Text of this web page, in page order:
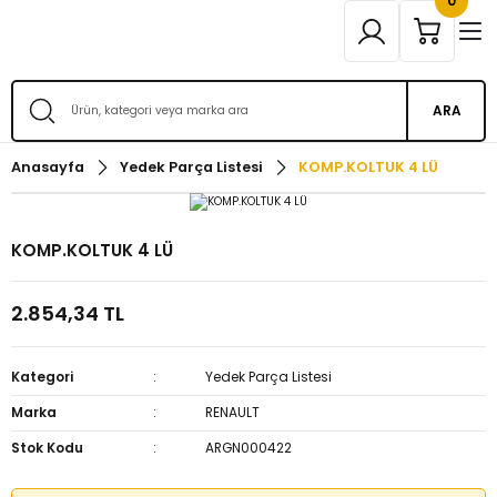
ARA
Anasayfa Yedek Parça Listesi KOMP.KOLTUK 4 LÜ
KOMP.KOLTUK 4 LÜ
2.854,34 TL
Kategori
Yedek Parça Listesi
Marka
RENAULT
Stok Kodu
ARGN000422